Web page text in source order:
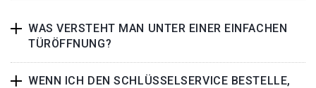
WAS VERSTEHT MAN UNTER EINER EINFACHEN
TÜRÖFFNUNG?
WENN ICH DEN SCHLÜSSELSERVICE BESTELLE,